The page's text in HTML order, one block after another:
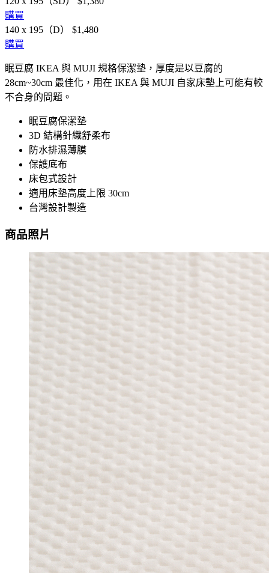
購買
140 x 195（D） $1,480
購買
眠豆腐 IKEA 與 MUJI 規格保潔墊，厚度是以豆腐的
28cm~30cm 最佳化，用在 IKEA 與 MUJI 自家床墊上可能有較
不合身的問題。
眠豆腐保潔墊
3D 結構針織舒柔布
防水排濕薄膜
保護底布
床包式設計
適用床墊高度上限 30cm
台灣設計製造
商品照片